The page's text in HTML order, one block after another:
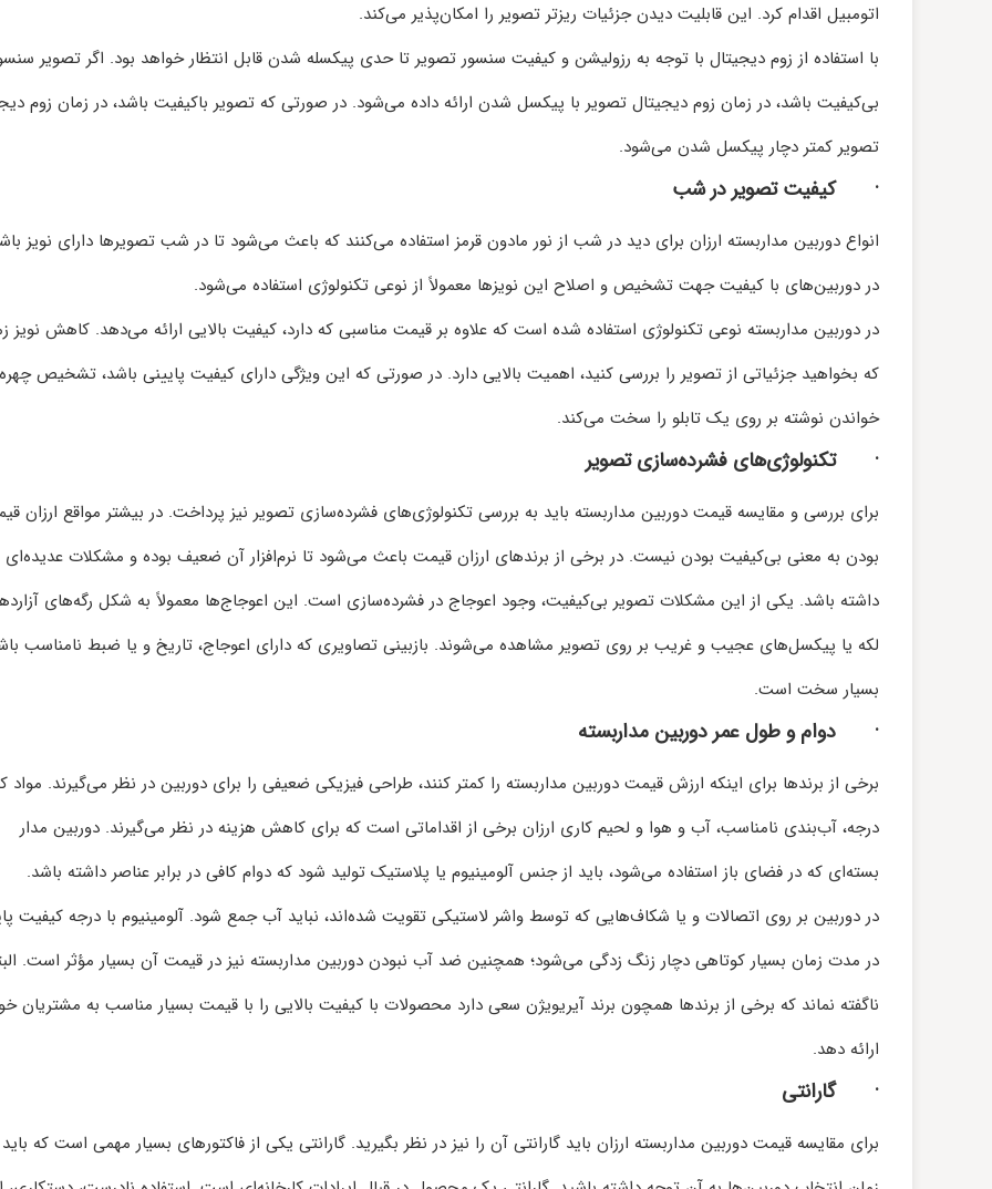
اتومبیل اقدام کرد. این قابلیت دیدن جزئیات ریزتر تصویر را امکان‌پذیر می‌کند.
با استفاده از زوم دیجیتال با توجه به رزولیشن و کیفیت سنسور تصویر تا حدی پیکسله شدن قابل انتظار خواهد بود. اگر تصویر
بی‌کیفیت باشد، در زمان زوم دیجیتال تصویر با پیکسل شدن ارائه داده می‌شود. در صورتی که تصویر باکیفیت باشد، در زمان زوم
تصویر کمتر دچار پیکسل شدن می‌شود.
·کیفیت تصویر در شب
انواع دوربین مداربسته ارزان برای دید در شب از نور مادون قرمز استفاده می‌کنند که باعث می‌شود تا در شب تصویر‌ها دارای نویز
در دوربین‌های با کیفیت جهت تشخیص و اصلاح این نویز‌ها معمولاً از نوعی تکنولوژی استفاده می‌شود.
در دوربین مداربسته نوعی تکنولوژی استفاده شده است که علاوه بر قیمت مناسبی که دارد، کیفیت بالایی ارائه می‌دهد. کاهش نویز
که بخواهید جزئیاتی از تصویر را بررسی کنید، اهمیت بالایی دارد. در صورتی که این ویژگی دارای کیفیت پایینی باشد، تشخیص
خواندن نوشته بر روی یک تابلو را سخت می‌کند.
·تکنولوژی‌های فشرده‌سازی تصویر
برای بررسی و مقایسه قیمت دوربین مداربسته باید به بررسی تکنولوژی‌های فشرده‌سازی تصویر نیز پرداخت. در بیشتر مواقع ارزان
بودن به معنی بی‌کیفیت بودن نیست. در برخی از برند‌های ارزان قیمت باعث می‌شود تا نرم‌افزار آن ضعیف بوده و مشکلات عدیده‌ای
داشته باشد. یکی از این مشکلات تصویر بی‌کیفیت، وجود اعوجاج در فشرده‌سازی است. این اعوجاج‌ها معمولاً به شکل رگه‌های
لکه یا پیکسل‌های عجیب و غریب بر روی تصویر مشاهده می‌شوند. بازبینی تصاویری که دارای اعوجاج، تاریخ و یا ضبط نامناسب
بسیار سخت است.
· دوام و طول عمر دوربین مداربسته
برخی از برند‌ها برای اینکه ارزش قیمت دوربین مداربسته را کمتر کنند، طراحی فیزیکی ضعیفی را برای دوربین در نظر می‌گیرند. مواد
درجه، آب‌بندی نامناسب، آب و هوا و لحیم کاری ارزان برخی از اقداماتی است که برای کاهش هزینه در نظر می‌گیرند. دوربین مدار
بسته‌ای که در فضای باز استفاده می‌شود، باید از جنس آلومینیوم یا پلاستیک تولید شود که دوام کافی در برابر عناصر داشته باشد.
در دوربین بر روی اتصالات و یا شکاف‌هایی که توسط واشر لاستیکی تقویت شده‌اند، نباید آب جمع شود. آلومینیوم با درجه کیفیت
در مدت زمان بسیار کوتاهی دچار زنگ زدگی می‌شود؛ همچنین ضد آب نبودن دوربین مداربسته نیز در قیمت آن بسیار مؤثر است.
ناگفته نماند که برخی از برند‌ها همچون برند آیریویژن سعی دارد محصولات با کیفیت بالایی را با قیمت بسیار مناسب به مشتریان
ارائه دهد.
·گارانتی
برای مقایسه قیمت دوربین مداربسته ارزان باید گارانتی آن را نیز در نظر بگیرید. گارانتی یکی از فاکتور‌های بسیار مهمی است که